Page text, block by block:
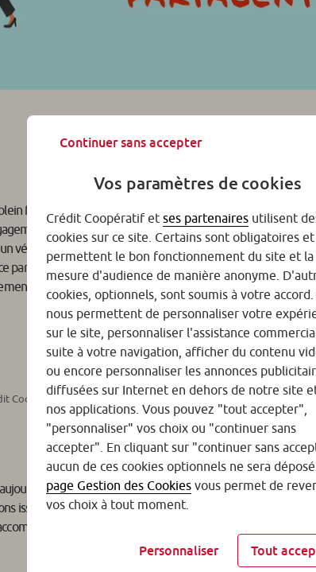
fouet des baisses de subventions publiques françaises et
de nos clients devient crucial. Cette solidarité
véritable filet de sécurité pour de nombreuses associations
démontre plus que jamais sa pertinence et son
public.
Coopératif
des leviers essentiels pour aider les associations à
issus des produits AGIR (1)du Crédit Coopératif nous
et de défense des droits.
Continuer sans accepter
Vos paramètres de cookies
Crédit Coopératif et ses partenaires utilisent
cookies sur ce site. Certains sont obligatoires et
permettent le bon fonctionnement du site et la
mesure d'audience de manière anonyme.
cookies, optionnels, sont soumis à votre accord.
nous permettent de personnaliser votre
sur le site, personnaliser l'assistance
suite à votre navigation, afficher du contenu
ou encore personnaliser les annonces
diffusées sur Internet en dehors de notre site
nos applications. Vous pouvez "tout accepter",
"personnaliser" vos choix ou "continuer sans
accepter". En cliquant sur "continuer sans
aucun de ces cookies optionnels ne sera
page Gestion des Cookies vous permet de
vos choix à tout moment.
Personnaliser Tout